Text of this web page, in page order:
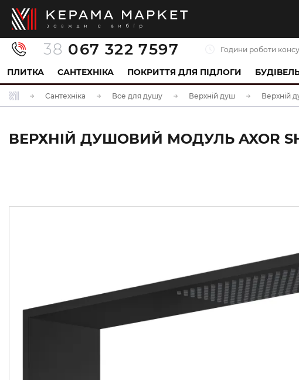
38 067 322 7597 Години роботи
ПЛИТКА САНТЕХНІКА ПОКРИТТЯ ДЛЯ ПІДЛОГИ
Сантехніка Все для душу Верхній душ Верхній
ВЕРХНІЙ ДУШОВИЙ МОДУЛЬ AXOR